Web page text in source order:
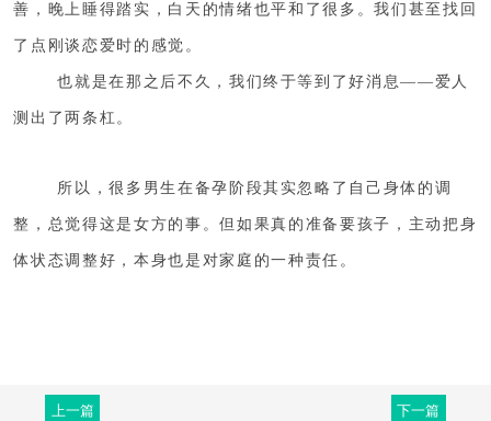
善，晚上睡得踏实，白天的情绪也平和了很多。我们甚至找回
了点刚谈恋爱时的感觉。
也就是在那之后不久，我们终于等到了好消息——爱人
测出了两条杠。
所以，很多男生在备孕阶段其实忽略了自己身体的调
整，总觉得这是女方的事。但如果真的准备要孩子，主动把身
体状态调整好，本身也是对家庭的一种责任。
上一篇 下一篇